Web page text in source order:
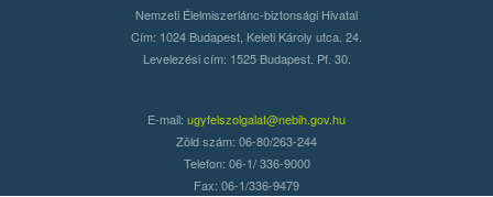
Nemzeti Élelmiszerlánc-biztonsági Hivatal
Cím: 1024 Budapest, Keleti Károly utca. 24.
Levelezési cím: 1525 Budapest. Pf. 30.
E-mail: ugyfelszolgalat@nebih.gov.hu
Zöld szám: 06-80/263-244
Telefon: 06-1/ 336-9000
Fax: 06-1/336-9479